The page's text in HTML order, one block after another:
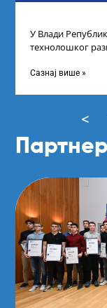
У Влади
технолошког
Сазнај више »
<